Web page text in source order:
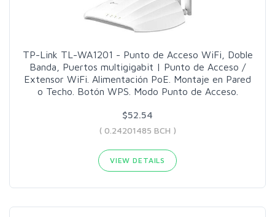
TP-Link TL-WA1201 - Punto de Acceso WiFi, Doble
Banda, Puertos multigigabit | Punto de Acceso /
Extensor WiFi. Alimentación PoE. Montaje en Pared
o Techo. Botón WPS. Modo Punto de Acceso.
$52.54
( 0.24201485 BCH )
VIEW DETAILS